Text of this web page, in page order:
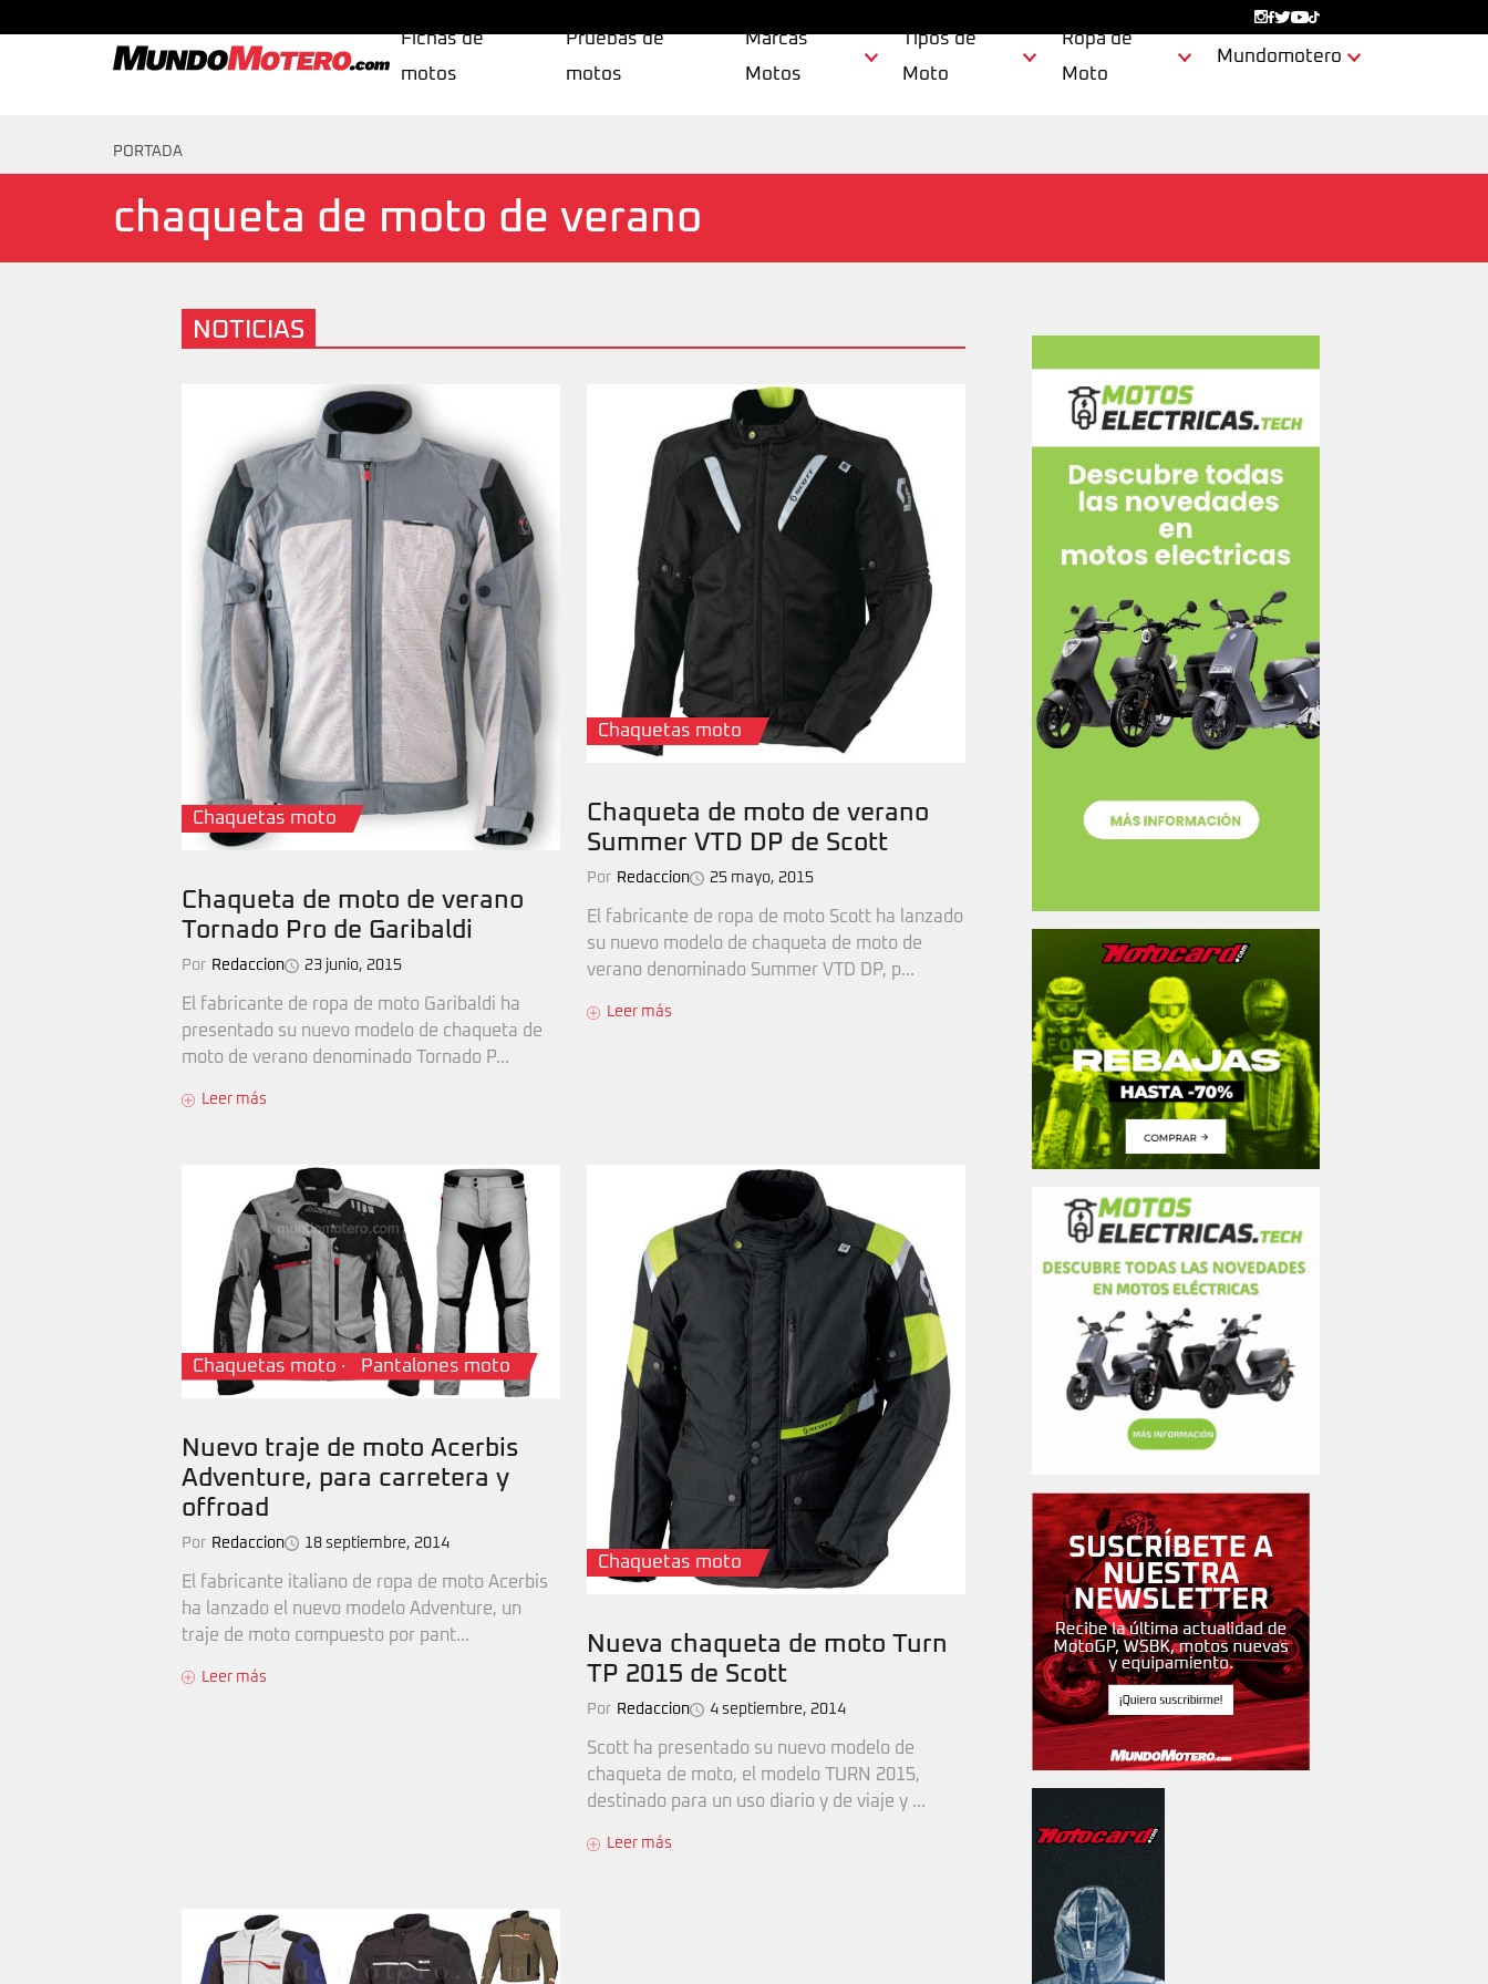
Fichas de
motos
Pruebas de
motos
Marcas
Motos
Tipos de
Moto
Ropa de
Moto
Mundomotero
PORTADA
chaqueta de moto de verano
NOTICIAS
Chaquetas moto
Chaqueta de moto de verano
Tornado Pro de Garibaldi
Por Redaccion 23 junio, 2015
El fabricante de ropa de moto Garibaldi ha
presentado su nuevo modelo de chaqueta de
moto de verano denominado Tornado P...
Leer más
Chaquetas moto
Chaqueta de moto de verano
Summer VTD DP de Scott
Por Redaccion 25 mayo, 2015
El fabricante de ropa de moto Scott ha lanzado
su nuevo modelo de chaqueta de moto de
verano denominado Summer VTD DP, p...
Leer más
Chaquetas moto · Pantalones moto
Nuevo traje de moto Acerbis
Adventure, para carretera y
offroad
Por Redaccion 18 septiembre, 2014
El fabricante italiano de ropa de moto Acerbis
ha lanzado el nuevo modelo Adventure, un
traje de moto compuesto por pant...
Leer más
Chaquetas moto
Nueva chaqueta de moto Turn
TP 2015 de Scott
Por Redaccion 4 septiembre, 2014
Scott ha presentado su nuevo modelo de
chaqueta de moto, el modelo TURN 2015,
destinado para un uso diario y de viaje y ...
Leer más